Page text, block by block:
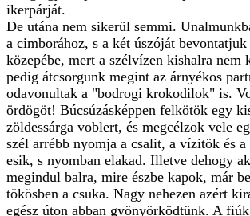
ikerpárját.
De utána nem sikerül semmi.
a cimborához, s a két úszóját bevontatjuk
közepébe, mert a szélvízen kishalra nem
pedig átcsorgunk megint az árnyékos
odavonultak a "bodrogi krokodilok" is.
ördögöt! Búcsúzásképpen felkötök egy
zöldessárga voblert, és megcélzok vele
szél arrébb nyomja a csalit, a vízitök és
esik, s nyomban elakad. Illetve dehogy
megindul balra, mire észbe kapok, már
tökösben a csuka. Nagy nehezen azért
egész úton abban gyönyörködtünk. A